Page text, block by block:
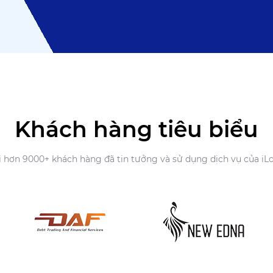
Khách hàng tiêu biểu
hơn 9000+ khách hàng đã tin tưởng và sử dụng dịch vụ của